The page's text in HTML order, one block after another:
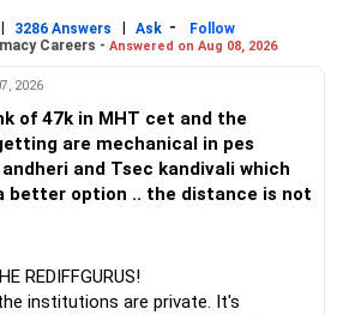
25 Index
Allocation
Index
funds only by recent returns.
| 3286 Answers | Ask -
Follow
Careers - Answered on Aug 08, 2026
2026
of 47k in MHT cet and the
are mechanical in pes
and Tsec kandivali which
better option .. the distance is not
REDIFFGURUS!
institutions are private. It's